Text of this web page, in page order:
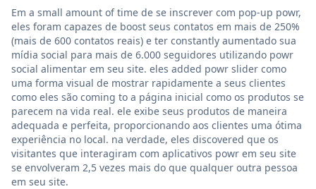
Em a small amount of time de se inscrever com pop-up powr,
eles foram capazes de boost seus contatos em mais de 250%
(mais de 600 contatos reais) e ter constantly aumentado sua
mídia social para mais de 6.000 seguidores utilizando powr
social alimentar em seu site. eles added powr slider como
uma forma visual de mostrar rapidamente a seus clientes
como eles são coming to a página inicial como os produtos se
parecem na vida real. ele exibe seus produtos de maneira
adequada e perfeita, proporcionando aos clientes uma ótima
experiência no local. na verdade, eles discovered que os
visitantes que interagiram com aplicativos powr em seu site
se envolveram 2,5 vezes mais do que qualquer outra pessoa
em seu site.